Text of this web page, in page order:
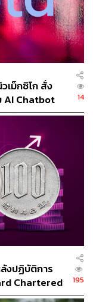
ะเทศ ยังไม่พบ
วามกังวลเกี่ยว
พลาสติก แพกเกจ
อบการส่วนใหญ่
วงหน้าประมาณ 2
ผู้ที่กักตุนวัตถุดิบ
ที่เพิ่มขึ้น
นทันที แต่คาดว่า
กลับเข้าสู่ภาวะ
รพยายามดำเนิน
ที่สะท้อนภาพได้
10% แต่ในทาง
มเจ็บตัว’
นื่องจากต้องรักษา
เม็กซิโก สั่ง
AI Chatbot
14
งปฏิบัติการ
Chartered
ดอลลาร์
195